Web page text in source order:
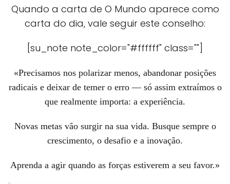
Quando a carta de O Mundo aparece como
carta do dia, vale seguir este conselho:
[su_note note_color="#ffffff" class=""]
«Precisamos nos polarizar menos, abandonar posições
radicais e deixar de temer o erro — só assim extraímos o
que realmente importa: a experiência.
Novas metas vão surgir na sua vida. Busque sempre o
crescimento, o desafio e a inovação.
Aprenda a agir quando as forças estiverem a seu favor.»